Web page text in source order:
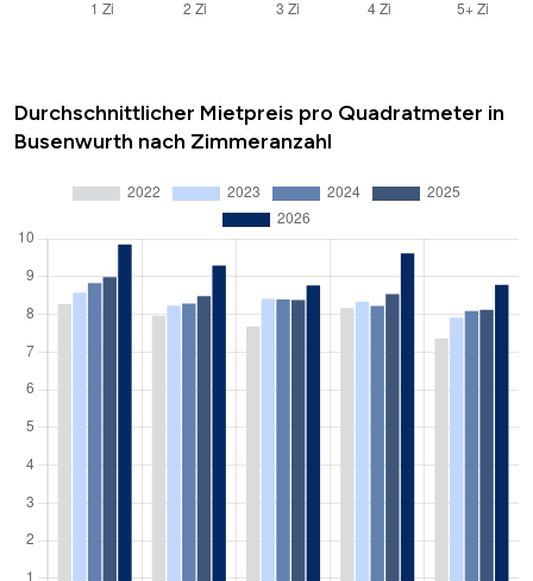
Durchschnittlicher Mietpreis pro Quadratmeter in
Busenwurth nach Zimmeranzahl